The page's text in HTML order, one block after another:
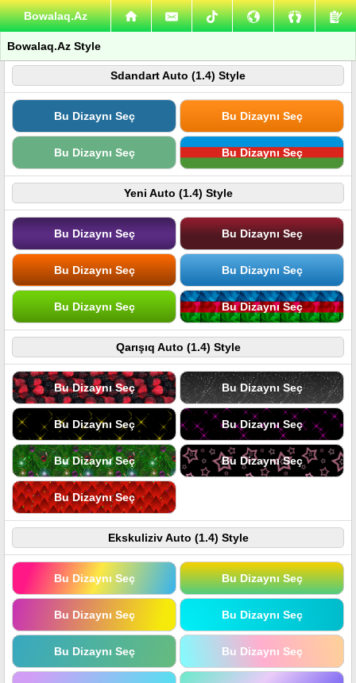
Bowalaq.Az
Bowalaq.Az Style
Sdandart Auto (1.4) Style
Bu Dizaynı Seç Bu Dizaynı Seç
Bu Dizaynı Seç Bu Dizaynı Seç
Yeni Auto (1.4) Style
Bu Dizaynı Seç Bu Dizaynı Seç
Bu Dizaynı Seç Bu Dizaynı Seç
Bu Dizaynı Seç Bu Dizaynı Seç
Qarışıq Auto (1.4) Style
Bu Dizaynı Seç Bu Dizaynı Seç
Bu Dizaynı Seç Bu Dizaynı Seç
Bu Dizaynı Seç Bu Dizaynı Seç
Bu Dizaynı Seç
Ekskuliziv Auto (1.4) Style
Bu Dizaynı Seç Bu Dizaynı Seç
Bu Dizaynı Seç Bu Dizaynı Seç
Bu Dizaynı Seç Bu Dizaynı Seç